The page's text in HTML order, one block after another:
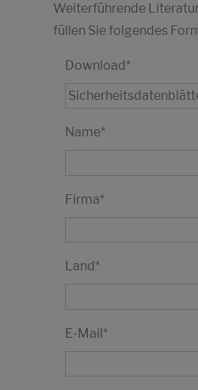
Weiterführende
füllen Sie folgendes
Download*
Name*
Firma*
Land*
E-Mail*